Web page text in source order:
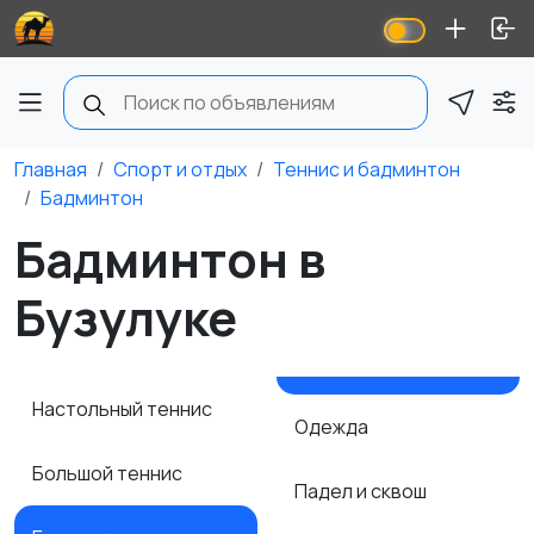
Главная Спорт и отдых
Теннис и бадминтон
Бадминтон
Бадминтон в
Бузулуке
Настольный теннис
Большой теннис
Одежда
Падел и сквош